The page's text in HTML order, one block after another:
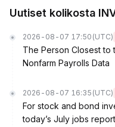
Uutiset kolikosta
2026-08-07 17:50 (UTC)
The Person Closest to
Nonfarm Payrolls Data
2026-08-07 16:35 (UTC)
For stock and bond
today’s July jobs